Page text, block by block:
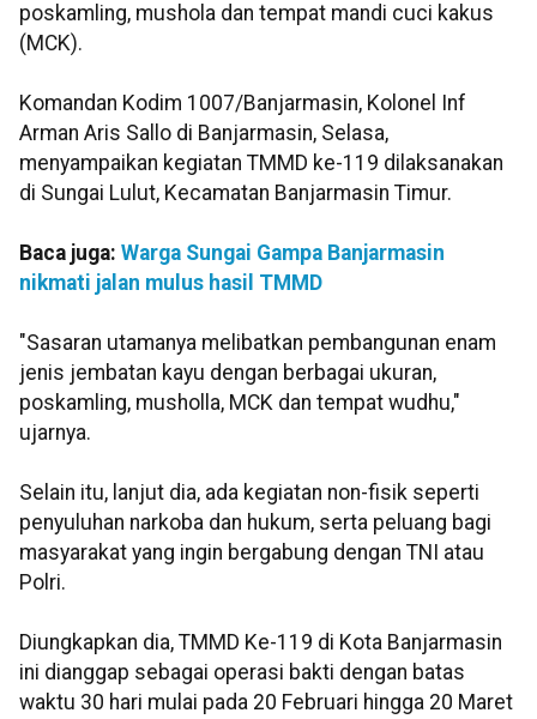
poskamling, mushola dan tempat mandi cuci kakus
(MCK).
Komandan Kodim 1007/Banjarmasin, Kolonel Inf
Arman Aris Sallo di Banjarmasin, Selasa,
menyampaikan kegiatan TMMD ke-119 dilaksanakan
di Sungai Lulut, Kecamatan Banjarmasin Timur.
Baca juga: Warga Sungai Gampa Banjarmasin
nikmati jalan mulus hasil TMMD
"Sasaran utamanya melibatkan pembangunan enam
jenis jembatan kayu dengan berbagai ukuran,
poskamling, musholla, MCK dan tempat wudhu,"
ujarnya.
Selain itu, lanjut dia, ada kegiatan non-fisik seperti
penyuluhan narkoba dan hukum, serta peluang bagi
masyarakat yang ingin bergabung dengan TNI atau
Polri.
Diungkapkan dia, TMMD Ke-119 di Kota Banjarmasin
ini dianggap sebagai operasi bakti dengan batas
waktu 30 hari mulai pada 20 Februari hingga 20 Maret